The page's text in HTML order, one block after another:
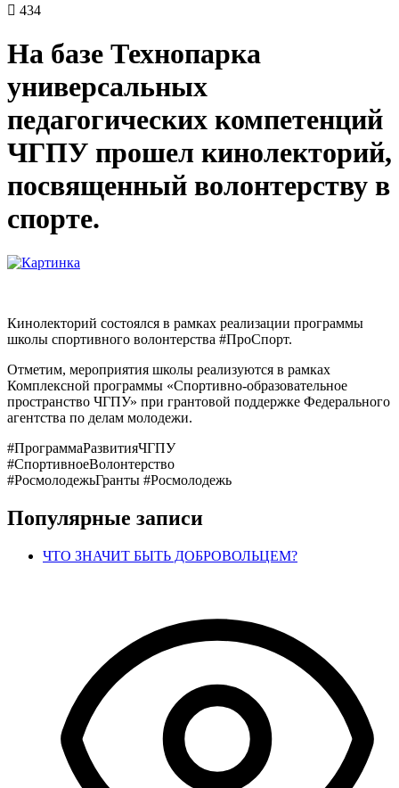
434
На базе Технопарка
универсальных
педагогических компетенций
ЧГПУ прошел кинолекторий,
посвященный волонтерству в
спорте.
Кинолекторий состоялся в рамках реализации программы
школы спортивного волонтерства #ПроСпорт.
Отметим, мероприятия школы реализуются в рамках
Комплексной программы «Спортивно-образовательное
пространство ЧГПУ» при грантовой поддержке Федерального
агентства по делам молодежи.
#ПрограммаРазвитияЧГПУ
#СпортивноеВолонтерство
#РосмолодежьГранты #Росмолодежь
Популярные записи
ЧТО ЗНАЧИТ БЫТЬ ДОБРОВОЛЬЦЕМ?